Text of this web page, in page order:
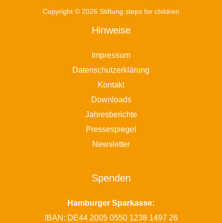
Copyright © 2026 Stiftung steps for children
Hinweise
Impressum
Datenschutzerklärung
Kontakt
Downloads
Jahresberichte
Pressespiegel
Newsletter
Spenden
Hamburger Sparkasse:
IBAN: DE44 2005 0550 1238 1497 26